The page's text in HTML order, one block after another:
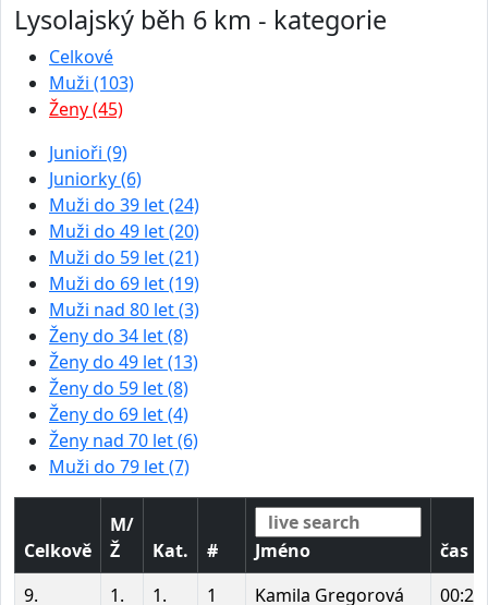
Lysolajský běh 6 km - kategorie
Celkové
Muži (103)
Ženy (45)
Junioři (9)
Juniorky (6)
Muži do 39 let (24)
Muži do 49 let (20)
Muži do 59 let (21)
Muži do 69 let (19)
Muži nad 80 let (3)
Ženy do 34 let (8)
Ženy do 49 let (13)
Ženy do 59 let (8)
Ženy do 69 let (4)
Ženy nad 70 let (6)
Muži do 79 let (7)
Celkově
M/
Ž
Kat. # Jméno
čas
9.
1. 1. 1 Kamila Gregorová